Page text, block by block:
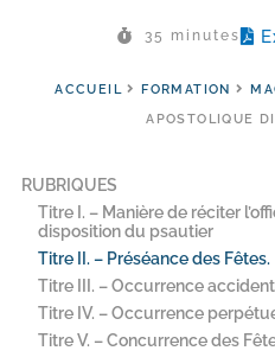
35 minutes
ACCUEIL FORMATION
APOSTOLIQUE
RUBRIQUES
Titre I. – Manière de réciter
disposition du psautier
Titre II. – Préséance des Fêtes.
Titre III. – Occurrence
Titre IV. – Occurrence
Titre V. – Concurrence des